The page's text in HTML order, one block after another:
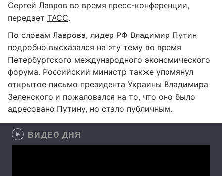
Сергей Лавров во время пресс-конференции,
передает ТАСС.
По словам Лаврова, лидер РФ Владимир Путин
подробно высказался на эту тему во время
Петербургского международного экономического
форума. Российский министр также упомянул
открытое письмо президента Украины Владимира
Зеленского и пожаловался на то, что оно было
адресовано Путину, но стало публичным.
ВИДЕО ДНЯ